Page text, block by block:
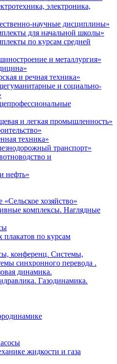
электроника,
научные дисциплины»
для начальной школы»
по курсам средней
и металлургия»
и речная техника»
и социально-
и легкая промышленность»
техника»
транспорт»
и
нефть»
хозяйство»
комплексы. Наглядные
плакатов по курсам
конференц. Системы,
синхронного перевода .
динамика.
Газодинамика.
жидкости и газа